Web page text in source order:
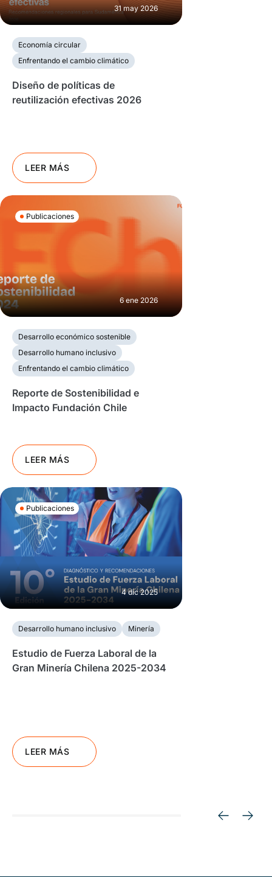
31 may 2026
Economía circular
Enfrentando el cambio climático
Diseño de políticas de
reutilización efectivas 2026
LEER MÁS
Publicaciones
6 ene 2026
Desarrollo económico sostenible
Desarrollo humano inclusivo
Enfrentando el cambio climático
Reporte de Sostenibilidad e
Impacto Fundación Chile
LEER MÁS
Publicaciones
4 dic 2025
Desarrollo humano inclusivo Minería
Estudio de Fuerza Laboral de la
Gran Minería Chilena 2025-2034
LEER MÁS